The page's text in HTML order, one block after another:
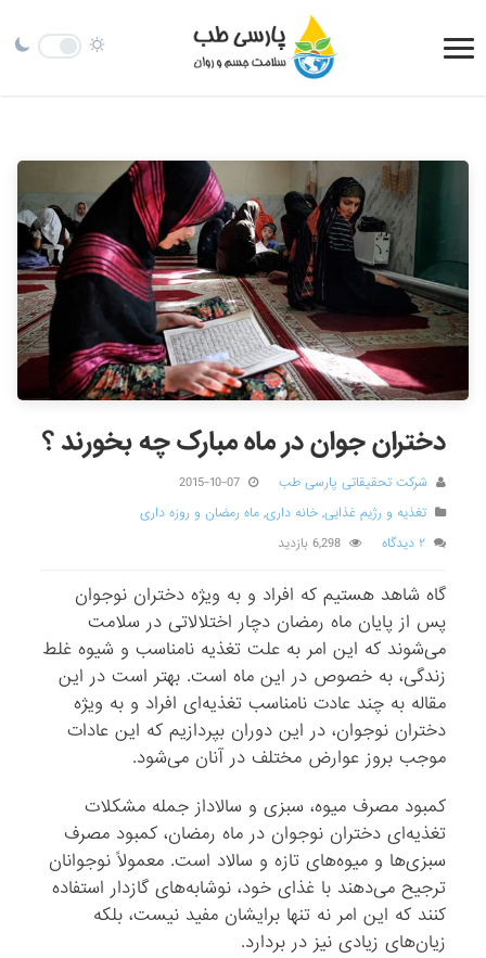
دختران جوان در ماه مبارک چه بخورند ؟
شرکت تحقیقاتی پارسی طب
2015-10-07
تغذیه و رژیم غذایی,خانه داری,ماه رمضان و روزه داری
۲ دیدگاه
6,298 بازدید
گاه شاهد هستیم که افراد و به ویژه دختران نوجوان
پس از پایان ماه رمضان دچار اختلالاتی در سلامت
می‌شوند که این امر به علت تغذیه نامناسب و شیوه غلط
زندگی، به خصوص در این ماه است. بهتر است در این
مقاله به چند عادت نامناسب تغذیه‌ای افراد و به ویژه
دختران نوجوان، در این دوران بپردازیم که این عادات
موجب بروز عوارض مختلف در آنان می‌شود.
کمبود مصرف میوه، سبزی و سالاداز جمله مشکلات
تغذیه‌ای دختران نوجوان در ماه رمضان، کمبود مصرف
سبزی‌ها و میوه‌های تازه و سالاد است. معمولاً نوجوانان
ترجیح می‌دهند با غذای خود، نوشابه‌های گازدار استفاده
کنند که این امر نه تنها برایشان مفید نیست، بلکه
زیان‌های زیادی نیز در بردارد.